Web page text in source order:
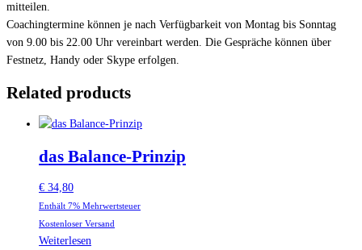
mitteilen.
Coachingtermine können je nach Verfügbarkeit von Montag bis Sonntag
von 9.00 bis 22.00 Uhr vereinbart werden. Die Gespräche können über
Festnetz, Handy oder Skype erfolgen.
Related products
das Balance-Prinzip
€ 34,80
Enthält 7% Mehrwertsteuer
Kostenloser Versand
Weiterlesen